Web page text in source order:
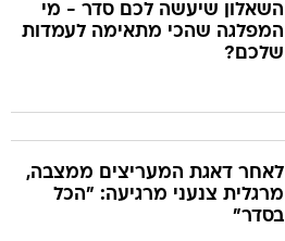
השאלון שיעשה לכם סדר - מי
המפלגה שהכי מתאימה לעמדות
שלכם?
לאחר דאגת המעריצים ממצבה,
מרגלית צנעני מרגיעה: "הכל
בסדר"